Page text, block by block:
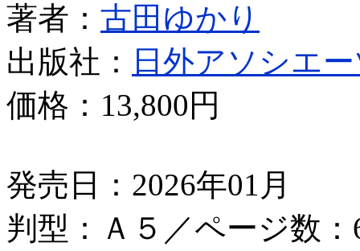
著者： 古田ゆかり
出版社：
日外アソシエ
価格： 13,800円
発売日：2026年01月
判型：Ａ５／ページ数：